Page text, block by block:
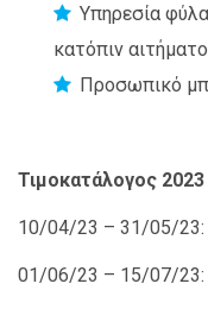
Υπηρεσία
κατόπιν
Προσωπικό
Τιμοκατάλογος 2023
10/04/23 – 31/05/23:
01/06/23 – 15/07/23: